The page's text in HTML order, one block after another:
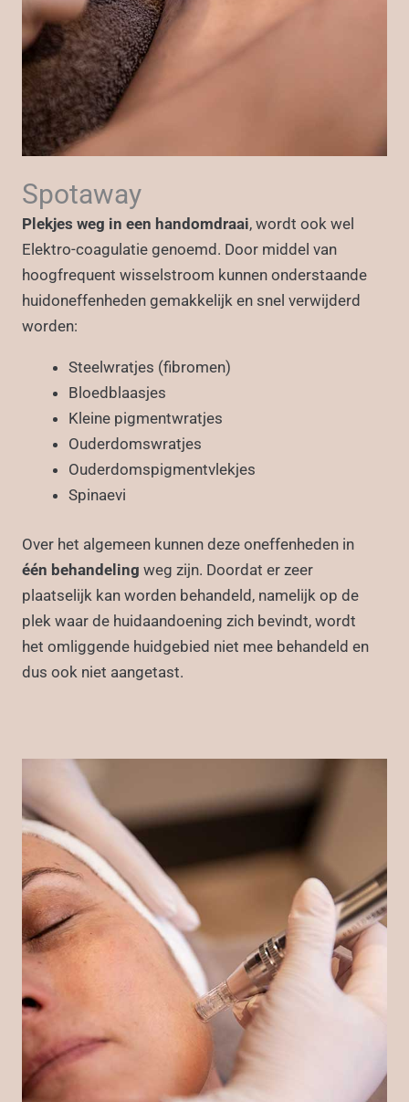
Spotaway
Plekjes weg in een handomdraai, wordt ook wel
Elektro-coagulatie genoemd. Door middel van
hoogfrequent wisselstroom kunnen onderstaande
huidoneffenheden gemakkelijk en snel verwijderd
worden:
Steelwratjes (fibromen)
Bloedblaasjes
Kleine pigmentwratjes
Ouderdomswratjes
Ouderdomspigmentvlekjes
Spinaevi
Over het algemeen kunnen deze oneffenheden in
één behandeling weg zijn. Doordat er zeer
plaatselijk kan worden behandeld, namelijk op de
plek waar de huidaandoening zich bevindt, wordt
het omliggende huidgebied niet mee behandeld en
dus ook niet aangetast.